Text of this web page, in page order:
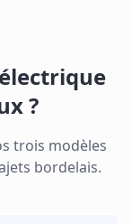
?
trois modèles
bordelais.